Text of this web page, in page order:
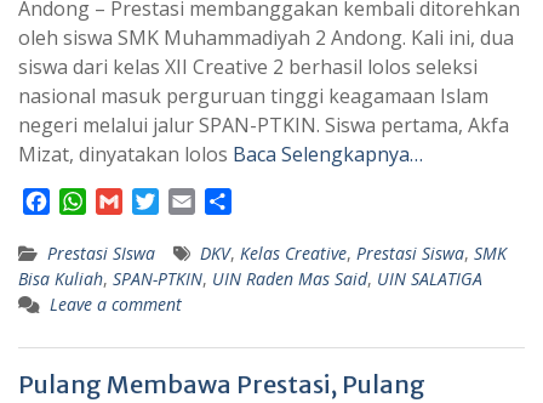
Andong – Prestasi membanggakan kembali ditorehkan
oleh siswa SMK Muhammadiyah 2 Andong. Kali ini, dua
siswa dari kelas XII Creative 2 berhasil lolos seleksi
nasional masuk perguruan tinggi keagamaan Islam
negeri melalui jalur SPAN-PTKIN. Siswa pertama, Akfa
Mizat, dinyatakan lolos Baca Selengkapnya…
c
e
b
k
W
a
t
s
p
a
i
l
t
t
a
i
a
r
Prestasi SIswa DKV, Kelas Creative, Prestasi Siswa, SMK
Bisa Kuliah, SPAN-PTKIN, UIN Raden Mas Said, UIN SALATIGA
Leave a comment
Pulang Membawa Prestasi, Pulang